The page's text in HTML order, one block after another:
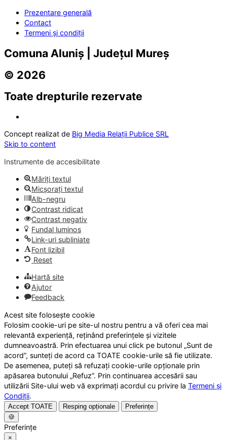
Prezentare generală
Contact
Termeni și condiții
Comuna Aluniș | Județul Mureș
© 2026
Toate drepturile rezervate
Concept realizat de Big Media Relații Publice SRL
Skip to content
Instrumente de accesibilitate
Măriți textul
Micșorați textul
Alb-negru
Contrast ridicat
Contrast negativ
Fundal luminos
Link-uri subliniate
Font lizibil
Reset
Hartă site
Ajutor
Feedback
Acest site folosește cookie
Folosim cookie-uri pe site-ul nostru pentru a vă oferi cea mai
relevantă experiență, reținând preferințele și vizitele
dumneavoastră. Prin efectuarea unui click pe butonul „Sunt de
acord”, sunteți de acord ca TOATE cookie-urile să fie utilizate.
De asemenea, puteți să refuzați cookie-urile opționale prin
apăsarea butonului „Refuz”. Prin continuarea accesării sau
utilizării Site-ului web vă exprimați acordul cu privire la Termeni și
Condiții.
Accept TOATE Resping opționale
Preferințe
🍪
Preferințe
×